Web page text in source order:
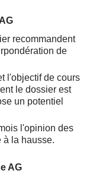
recommandent
de
l'objectif de cours
le dossier est
un potentiel
l'opinion des
à la hausse.
AG